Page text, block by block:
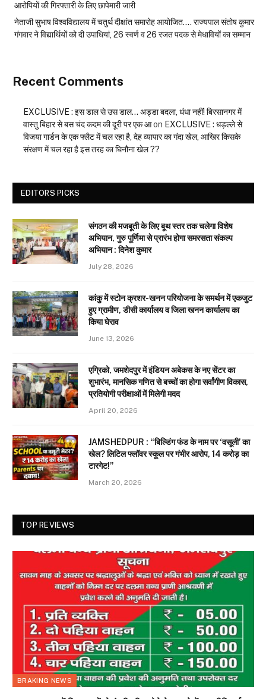
आरोपियों की गिरफ्तारी के लिए छापेमारी जारी
नेताजी सुभाष विश्वविद्यालय में चतुर्थ दीक्षांत समारोह आयोजित…. राज्यपाल संतोष कुमार
गंगवार ने विद्यार्थियों को दी उपाधियां, 26 स्वर्ण व 26 रजत पदक से मेधावियों का सम्मान
Recent Comments
EXCLUSIVE : इस डाल से उस डाल… अड्डा बदला, धंधा नहीं! बिरसानगर में
वास्तु बिहार से बस चंद कदम की दूरी पर एक आon EXCLUSIVE : धड़ल्ले से
विजया गार्डन के एक फ्लैट में चल रहा है, देह व्यापार का गंदा खेल, आखिर किसके
संरक्षण में चल रहा है इस तरह का घिनौना खेल ??
EDITORS PICKS
संगठन की मजबूती के लिए बूथ स्तर तक चलेगा विशेष
अभियान, गुरु पूर्णिमा से प्रारंभ होगा समरसता संकल्प
अभियान : दिनेश कुमार
July 28, 2026
कांकु में स्टोन क्रशर-खनन परियोजना के समर्थन में एकजुट
हुए ग्रामीण, डीसी कार्यालय व जिला खनन कार्यालय का
किया घेराव
June 13, 2026
एग्रिको, जमशेदपुर में इंडियन अबेकस के नए सेंटर का
शुभारंभ, मानसिक गणित से बच्चों का होगा सर्वांगीण विकास,
प्रतियोगी परीक्षाओं में मिलेगी मदद
April 20, 2026
JAMSHEDPUR : “बिल्डिंग फंड के नाम पर ‘वसूली’ का
खेल? लिटिल फ्लॉवर स्कूल पर गंभीर आरोप, 14 करोड़ का
टारगेट!”
March 20, 2026
TOP REVIEWS
BRAKING NEWS